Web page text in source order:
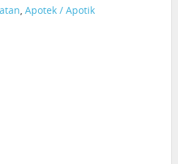
, Apotek / Apotik